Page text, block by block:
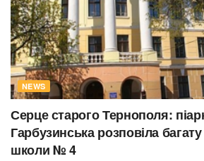
NEWS
Серце старого Тернополя:
Гарбузинська розповіла багату
школи № 4